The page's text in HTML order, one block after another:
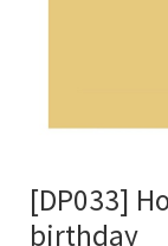
[DP033]
birthday